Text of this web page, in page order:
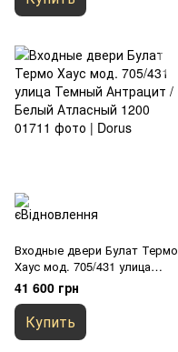
Входные двери Булат Термо
Хаус мод. 705/431 улица
Темный Антрацит / Белый
Атласный 1200
41 600 грн
Купить